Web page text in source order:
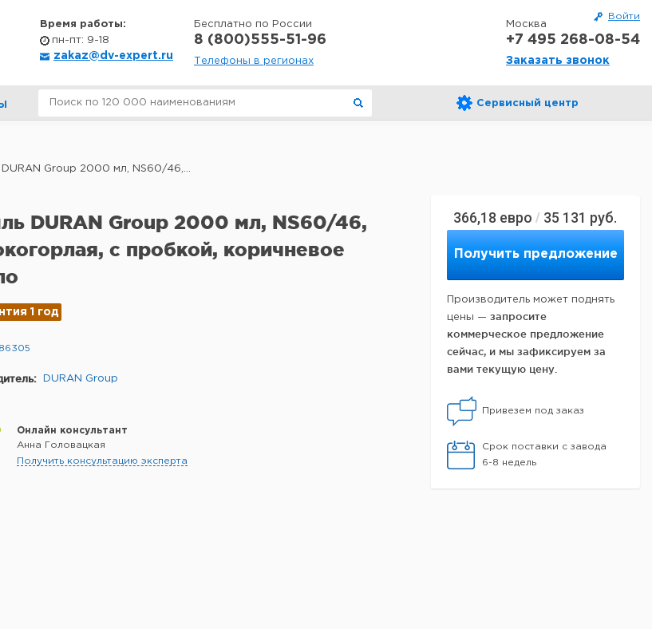
Войти
Время работы:
пн-пт: 9-18
zakaz@dv-expert.ru
Бесплатно по России
8 (800)555-51-96
Телефоны в регионах
Москва
+7 495 268-08-54
Заказать звонок
Сервисный центр
DURAN Group 2000 мл, NS60/46,...
366,18 евро / 35 131 руб.
Получить предложение
Производитель может поднять
цены — запросите
коммерческое предложение
сейчас, и мы зафиксируем за
вами текущую цену.
Привезем под заказ
Срок поставки с завода
6-8 недель
DURAN Group 2000 мл, NS60/46,
с пробкой, коричневое
1 год
DURAN Group
Онлайн консультант
Анна Головацкая
Получить консультацию эксперта